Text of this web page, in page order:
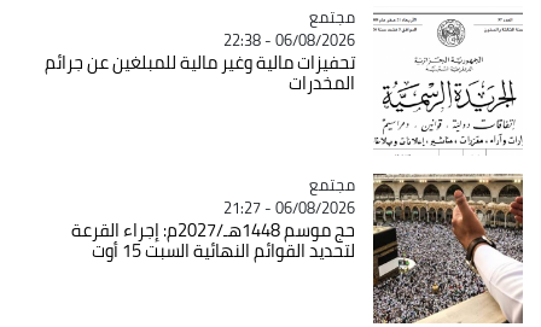
Catégorie
مجتمع
06/08/2026 - 22:38
تحفيزات مالية وغير مالية للمبلغين عن جرائم
المخدرات
Catégorie
مجتمع
06/08/2026 - 21:27
حج موسم 1448هـ/2027م: إجراء القرعة
لتحديد القوائم النهائية السبت 15 أوت